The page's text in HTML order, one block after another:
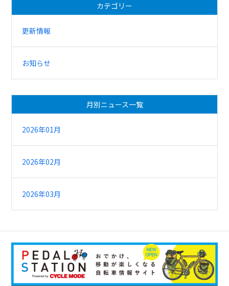
カテゴリー
更新情報
お知らせ
月別ニュース一覧
2026年01月
2026年02月
2026年03月